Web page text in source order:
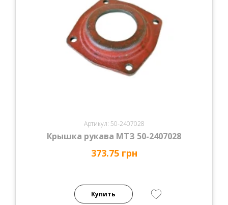
Артикул: 50-2407028
Крышка рукава МТЗ 50-2407028
373.75 грн
Купить